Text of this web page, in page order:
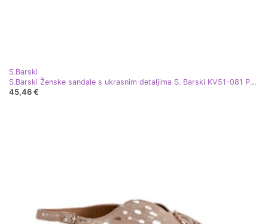
S.Barski
S.Barski Ženske sandale s ukrasnim detaljima S. Barski KV51-081 PLN zlatni
45,46 €